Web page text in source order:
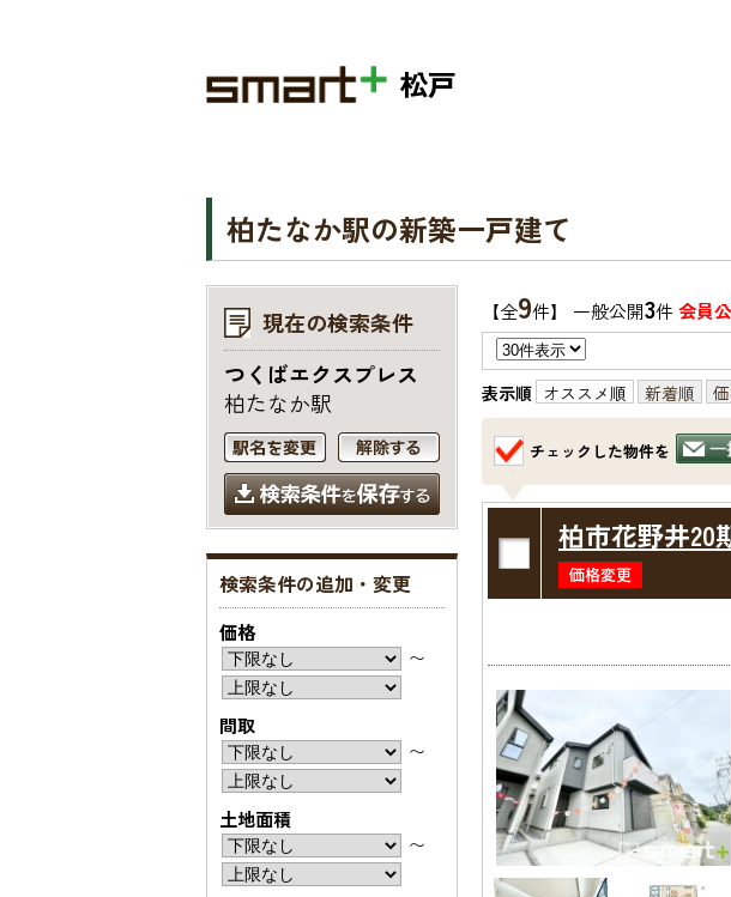
松戸
柏たなか駅の新築一戸建て
【全9件】 一般公開3件会員
表示順 オススメ順 新着順
チェックした物件を
柏市花野井20
現在の検索条件
つくばエクスプレス
柏たなか駅
検索条件の追加・変更
価格
〜
間取
〜
土地面積
〜